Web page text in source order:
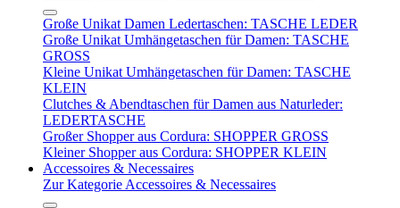
Große Unikat Damen Ledertaschen: TASCHE LEDER
Große Unikat Umhängetaschen für Damen: TASCHE
GROSS
Kleine Unikat Umhängetaschen für Damen: TASCHE
KLEIN
Clutches & Abendtaschen für Damen aus Naturleder:
LEDERTASCHE
Großer Shopper aus Cordura: SHOPPER GROSS
Kleiner Shopper aus Cordura: SHOPPER KLEIN
Accessoires & Necessaires
Zur Kategorie Accessoires & Necessaires